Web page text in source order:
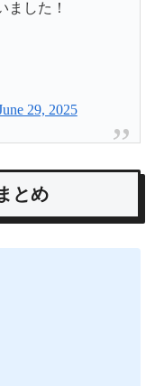
ました！
29, 2025
とめ